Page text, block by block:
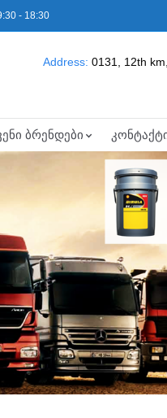
- 18:30
Address: 0131, 12th
ბრენდები